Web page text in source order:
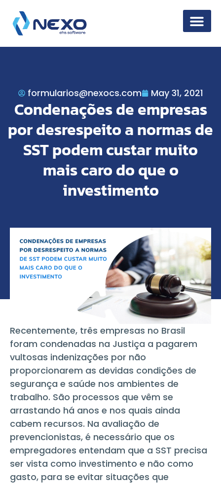
formularios@nexocs.com May 31, 2021
Condenações de empresas
por desrespeito a normas de
SST podem custar muito
mais caro do que o
investimento
Recentemente, três empresas no Brasil
foram condenadas na Justiça a pagarem
vultosas indenizações por não
proporcionarem as devidas condições de
segurança e saúde nos ambientes de
trabalho. São processos que vêm se
arrastando há anos e nos quais ainda
cabem recursos. Na avaliação de
prevencionistas, é necessário que os
empregadores entendam que a SST precisa
ser vista como investimento e não como
gasto, para se evitar situações que